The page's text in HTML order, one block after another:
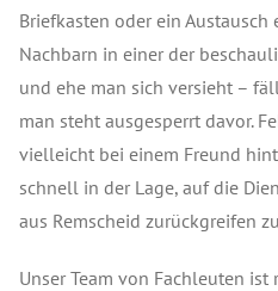
Briefkasten oder ein
Nachbarn in einer der
und ehe man sich versieht –
man steht ausgesperrt davor.
vielleicht bei einem Freund
schnell in der Lage, auf die
aus Remscheid zurückgreifen
Unser Team von Fachleuten